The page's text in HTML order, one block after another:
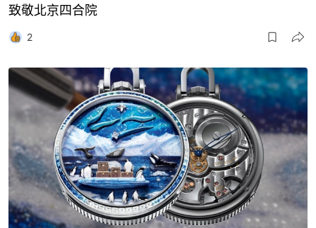
致敬北京四合院
2